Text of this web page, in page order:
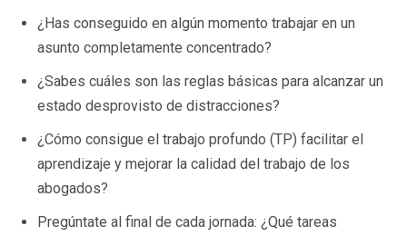
¿Has conseguido en algún momento trabajar en un
asunto completamente concentrado?
¿Sabes cuáles son las reglas básicas para alcanzar un
estado desprovisto de distracciones?
¿Cómo consigue el trabajo profundo (TP) facilitar el
aprendizaje y mejorar la calidad del trabajo de los
abogados?
Pregúntate al final de cada jornada: ¿Qué tareas